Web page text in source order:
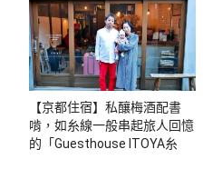
【京都住宿】私釀梅酒配書
啃，如糸線一般串起旅人回憶
的「Guesthouse ITOYA糸